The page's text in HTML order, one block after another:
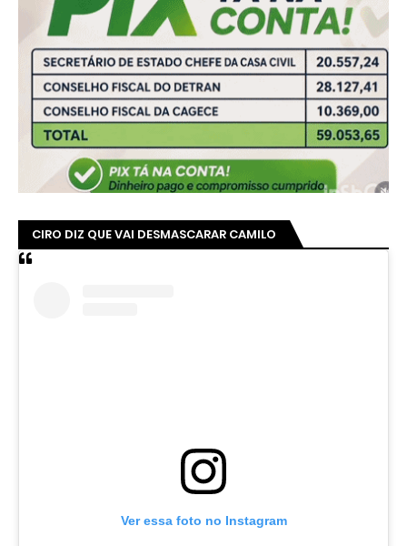
CIRO DIZ QUE VAI DESMASCARAR CAMILO
Ver essa foto no Instagram